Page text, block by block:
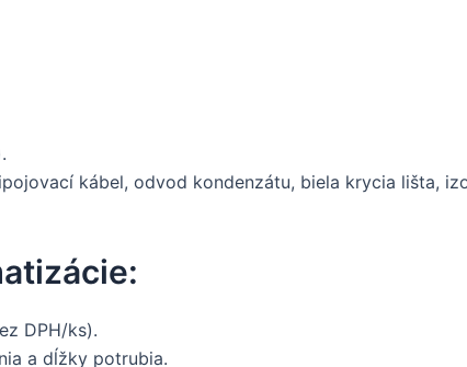
kábel, odvod kondenzátu, biela krycia lišta,
DPH/ks).
a dĺžky potrubia.